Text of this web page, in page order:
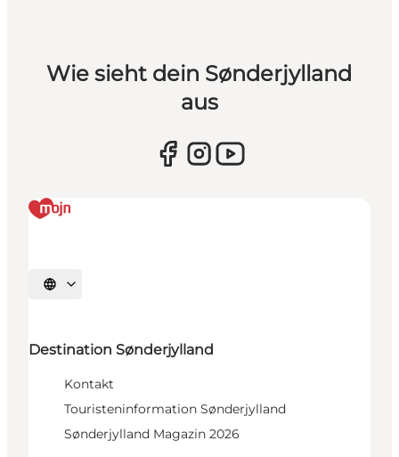
Wie sieht dein Sønderjylland
aus
Sprache auswählen
Destination Sønderjylland
Kontakt
Touristeninformation Sønderjylland
Sønderjylland Magazin 2026